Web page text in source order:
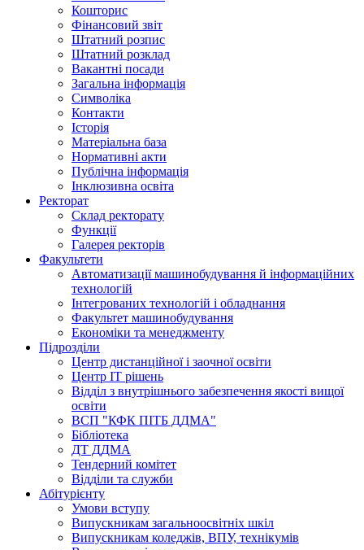
Кошторис
Фінансовий звіт
Штатний розпис
Штатний розклад
Вакантні посади
Загальна інформація
Символіка
Контакти
Історія
Матеріальна база
Нормативні акти
Публічна інформація
Інклюзивна освіта
Ректорат
Склад ректорату
Функції
Галерея ректорів
Факультети
Автоматизації машинобудування й інформаційних
технологій
Інтегрованих технологій і обладнання
Факультет машинобудування
Економіки та менеджменту
Підрозділи
Центр дистанційної і заочної освіти
Центр ІТ рішень
Відділ з внутрішнього забезпечення якості вищої
освіти
ВСП "КФК ПІТБ ДДМА"
Бібліотека
ДТ ДДМА
Тендерний комітет
Відділи та служби
Абітурієнту
Умови вступу
Випускникам загальноосвітніх шкіл
Випускникам коледжів, ВПУ, технікумів